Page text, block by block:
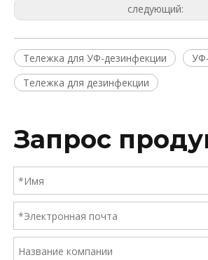
следующий:
Тележка для УФ-дезинфекции
Тележка для дезинфекции
Запрос